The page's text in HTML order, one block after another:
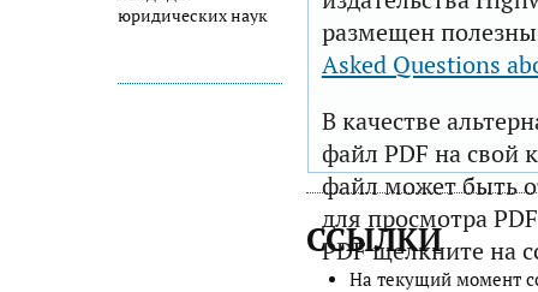
юридических наук
размещен
Asked Questions
В качестве
файл PDF на свой
файл может быть
для просмотра
PDF щелкните на
ССЫЛКИ
На текущий момент